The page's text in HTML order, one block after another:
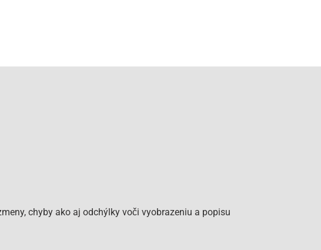
chyby ako aj odchýlky voči vyobrazeniu a popisu